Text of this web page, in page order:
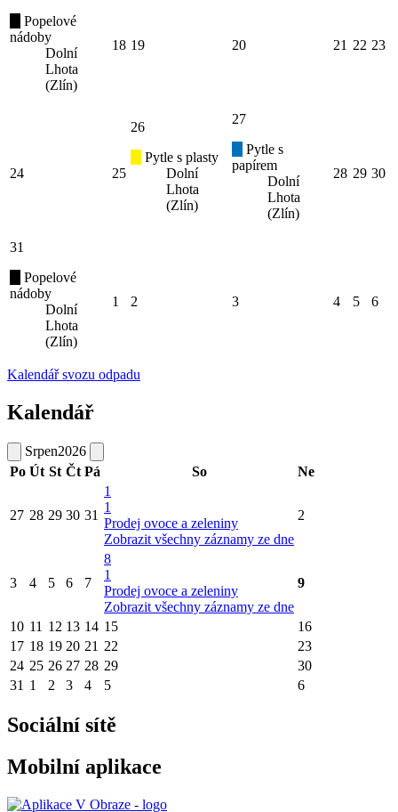
Popelové
nádoby
Dolní
Lhota
(Zlín)
18 19 20 21 22 23
24 25
26
Pytle s plasty
Dolní
Lhota
(Zlín)
27
Pytle s
papírem
Dolní
Lhota
(Zlín)
28 29 30
31
Popelové
nádoby
Dolní
Lhota
(Zlín)
1 2 3 4 5 6
Kalendář svozu odpadu
Kalendář
Srpen2026
Po Út St Čt Pá So Ne
27 28 29 30 31
1
1
Prodej ovoce a zeleniny
Zobrazit všechny záznamy ze dne
2
3 4 5 6 7
8
1
Prodej ovoce a zeleniny
Zobrazit všechny záznamy ze dne
9
10 11 12 13 14 15
16
17 18 19 20 21 22
23
24 25 26 27 28 29
30
31 1 2 3 4 5 6
Sociální sítě
Mobilní aplikace